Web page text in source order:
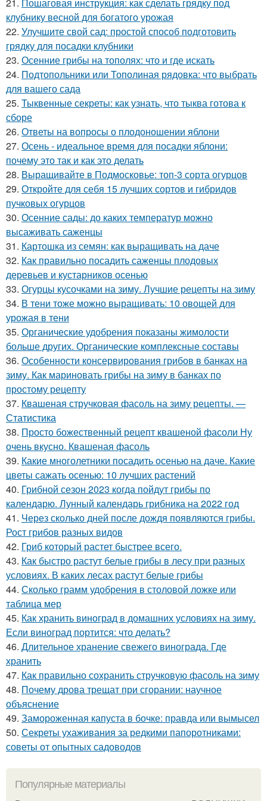
21. Пошаговая инструкция: как сделать грядку под
клубнику весной для богатого урожая
22. Улучшите свой сад: простой способ подготовить
грядку для посадки клубники
23. Осенние грибы на тополях: что и где искать
24. Подтопольники или Тополиная рядовка: что выбрать
для вашего сада
25. Тыквенные секреты: как узнать, что тыква готова к
сборе
26. Ответы на вопросы о плодоношении яблони
27. Осень - идеальное время для посадки яблони:
почему это так и как это делать
28. Выращивайте в Подмосковье: топ-3 сорта огурцов
29. Откройте для себя 15 лучших сортов и гибридов
пучковых огурцов
30. Осенние сады: до каких температур можно
высаживать саженцы
31. Картошка из семян: как выращивать на даче
32. Как правильно посадить саженцы плодовых
деревьев и кустарников осенью
33. Огурцы кусочками на зиму. Лучшие рецепты на зиму
34. В тени тоже можно выращивать: 10 овощей для
урожая в тени
35. Органические удобрения показаны жимолости
больше других. Органические комплексные составы
36. Особенности консервирования грибов в банках на
зиму. Как мариновать грибы на зиму в банках по
простому рецепту
37. Квашеная стручковая фасоль на зиму рецепты. —
Статистика
38. Просто божественный рецепт квашеной фасоли Ну
очень вкусно. Квашеная фасоль
39. Какие многолетники посадить осенью на даче. Какие
цветы сажать осенью: 10 лучших растений
40. Грибной сезон 2023 когда пойдут грибы по
календарю. Лунный календарь грибника на 2022 год
41. Через сколько дней после дождя появляются грибы.
Рост грибов разных видов
42. Гриб который растет быстрее всего.
43. Как быстро растут белые грибы в лесу при разных
условиях. В каких лесах растут белые грибы
44. Сколько грамм удобрения в столовой ложке или
таблица мер
45. Как хранить виноград в домашних условиях на зиму.
Если виноград портится: что делать?
46. Длительное хранение свежего винограда. Где
хранить
47. Как правильно сохранить стручковую фасоль на зиму
48. Почему дрова трещат при сгорании: научное
объяснение
49. Замороженная капуста в бочке: правда или вымысел
50. Секреты ухаживания за редкими папоротниками:
советы от опытных садоводов
Популярные материалы